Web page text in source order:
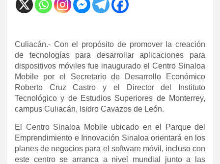
Culiacán.- Con el propósito de promover la creación
de tecnologías para desarrollar aplicaciones para
dispositivos móviles fue inaugurado el Centro Sinaloa
Mobile por el Secretario de Desarrollo Económico
Roberto Cruz Castro y el Director del Instituto
Tecnológico y de Estudios Superiores de Monterrey,
campus Culiacán, Isidro Cavazos de León.
El Centro Sinaloa Mobile ubicado en el Parque del
Emprendimiento e Innovación Sinaloa orientará en los
planes de negocios para el software móvil, incluso con
este centro se arranca a nivel mundial junto a las